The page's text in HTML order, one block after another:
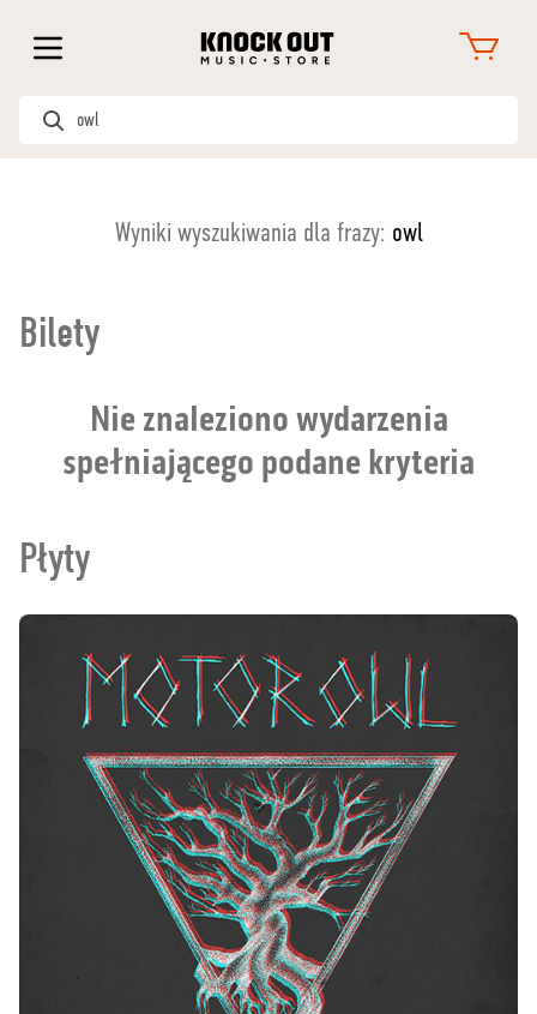
Wyniki wyszukiwania dla frazy: owl
Bilety
Nie znaleziono wydarzenia
spełniającego podane kryteria
Płyty